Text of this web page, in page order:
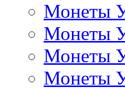
Монеты
Монеты
Монеты
Монеты